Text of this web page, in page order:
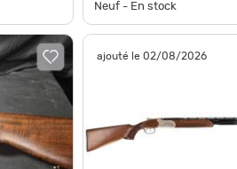
Neuf - En stock
ajouté le 02/08/2026